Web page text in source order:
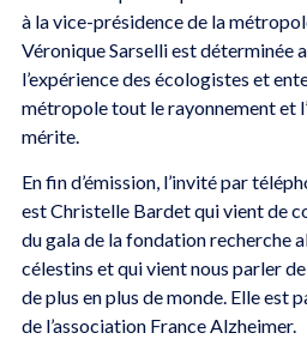
à la vice-présidence de la
Véronique Sarselli est déterminée
l’expérience des écologistes et
métropole tout le rayonnement et
mérite.
En fin d’émission, l’invité par
est Christelle Bardet qui vient de
du gala de la fondation recherche
célestins et qui vient nous parler
de plus en plus de monde. Elle est
de l’association France Alzheimer.